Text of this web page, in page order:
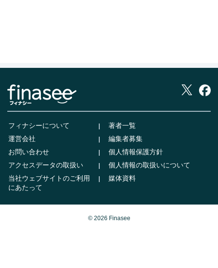
フィナシーについて
著者一覧
運営会社
編集者募集
お問い合わせ
個人情報保護方針
アクセスデータの取扱い
個人情報の取扱いについて
当社ウェブサイトのご利用
にあたって
媒体資料
© 2026 Finasee